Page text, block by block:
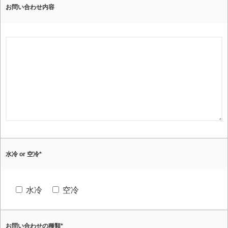
お問い合わせ内容
水冷 or 空冷*
水冷 空冷
お問い合わせの種類*